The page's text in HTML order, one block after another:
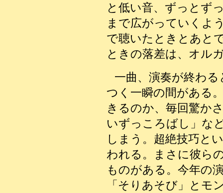
と低い音、ずっとず
まで広がっていくよ
で聴いたときとあと
ときの落差は、オル
一曲、演奏が終わ
つく一瞬の間がある
きるのか、毎回驚か
いずっころばし」な
しまう。超絶技巧と
われる。まさに彼ら
ものがある。今年の
「そりあそび」とモ